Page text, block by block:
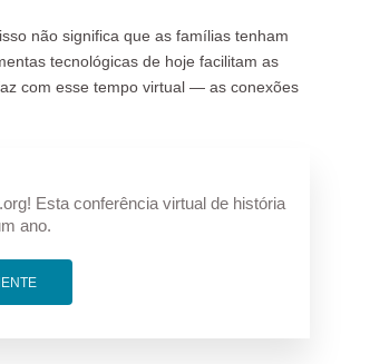
não significa que as famílias tenham
tecnológicas de hoje facilitam as
com esse tempo virtual — as conexões
Esta conferência virtual de história
ano.